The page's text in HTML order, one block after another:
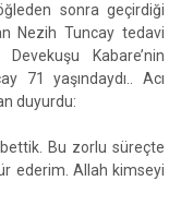
sonra geçirdiği
Nezih Tuncay tedavi
Kabare’nin
71 yaşındaydı.. Acı
duyurdu:
Bu zorlu süreçte
ederim. Allah kimseyi